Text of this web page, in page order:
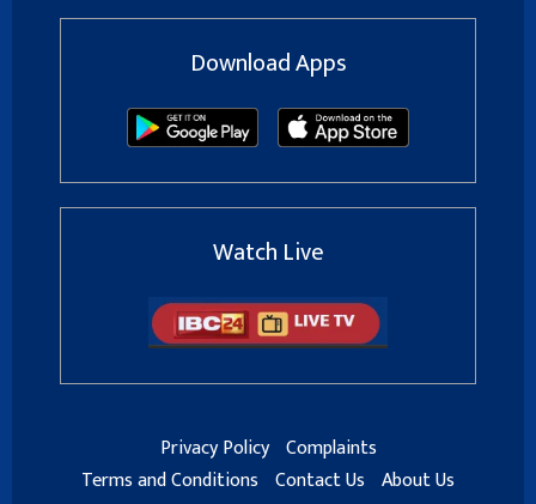
Download Apps
Watch Live
Privacy Policy Complaints
Terms and Conditions Contact Us About Us